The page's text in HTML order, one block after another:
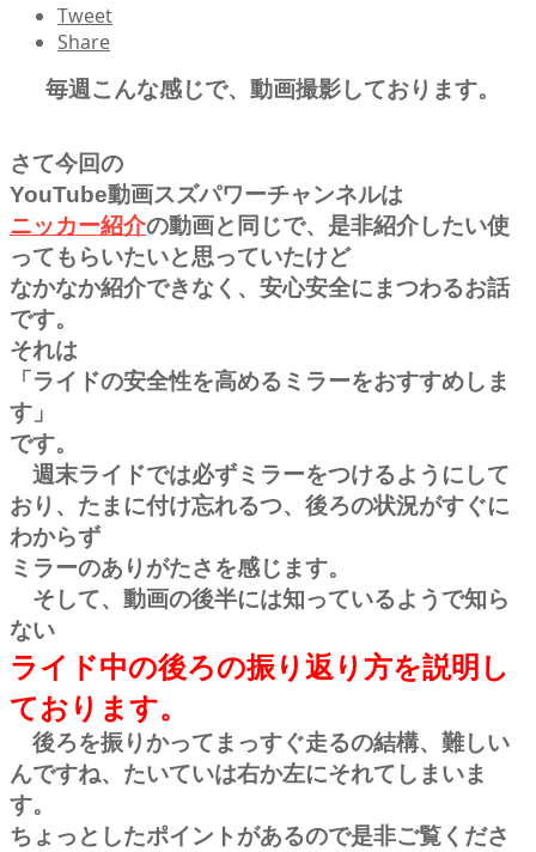
Tweet
Share
毎週こんな感じで、動画撮影しております。
さて今回の
YouTube動画スズパワーチャンネルは
ニッカー紹介の動画と同じで、是非紹介したい使
ってもらいたいと思っていたけど
なかなか紹介できなく、安心安全にまつわるお話
です。
それは
「ライドの安全性を高めるミラーをおすすめしま
す」
です。
週末ライドでは必ずミラーをつけるようにして
おり、たまに付け忘れるつ、後ろの状況がすぐに
わからず
ミラーのありがたさを感じます。
そして、動画の後半には知っているようで知ら
ない
ライド中の後ろの振り返り方を説明し
ております。
後ろを振りかってまっすぐ走るの結構、難しい
んですね、たいていは右か左にそれてしまいま
す。
ちょっとしたポイントがあるので是非ご覧くださ